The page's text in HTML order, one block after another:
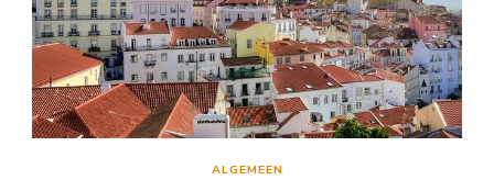
ALGEMEEN